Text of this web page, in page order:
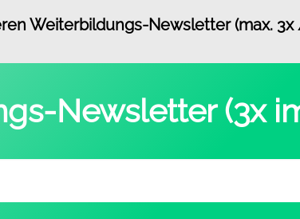
Weiterbildungs-Newsletter(max. 3x
Newsletter (3x